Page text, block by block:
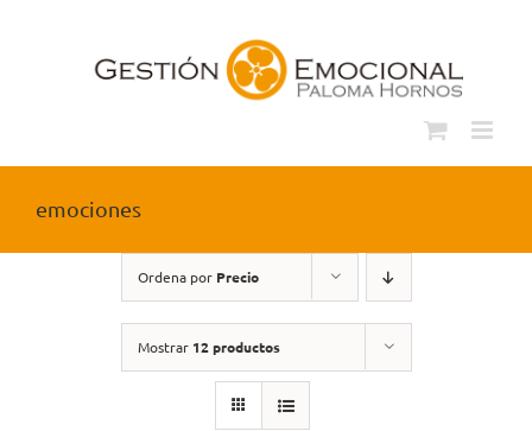
emociones
Ordena por Precio
Mostrar 12 productos